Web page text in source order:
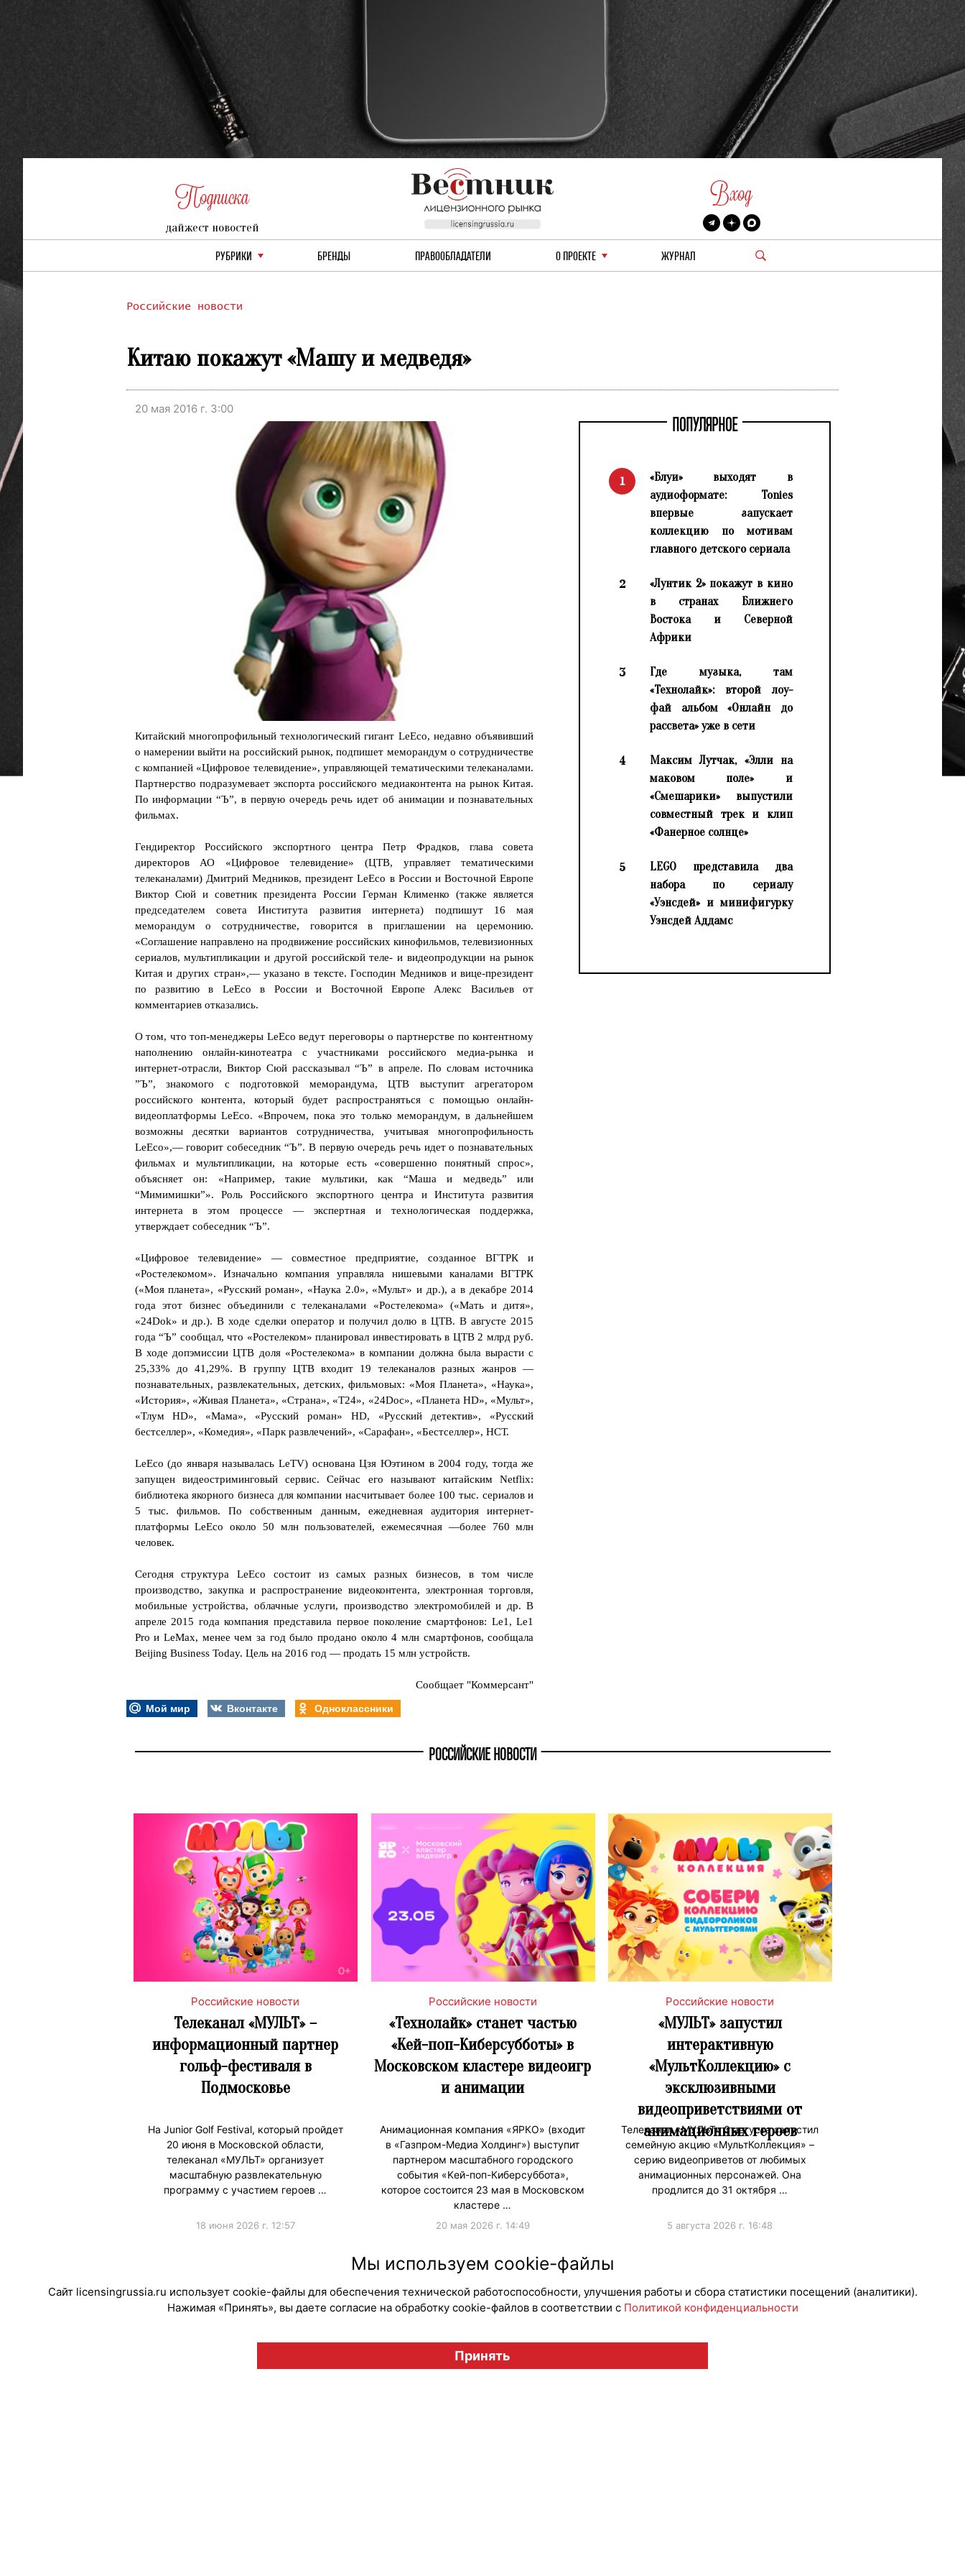
Подписка
дайжест новостей
Вход
РУБРИКИ БРЕНДЫ ПРАВООБЛАДАТЕЛИ О ПРОЕКТЕ ЖУРНАЛ
Российские новости
Китаю покажут «Машу и медведя»
20 мая 2016 г. 3:00
Китайский многопрофильный технологический гигант LeEco, недавно объявивший
о намерении выйти на российский рынок, подпишет меморандум о сотрудничестве
с компанией «Цифровое телевидение», управляющей тематическими телеканалами.
Партнерство подразумевает экспорта российского медиаконтента на рынок Китая.
По информации “Ъ”, в первую очередь речь идет об анимации и познавательных
фильмах.
Гендиректор Российского экспортного центра Петр Фрадков, глава совета
директоров АО «Цифровое телевидение» (ЦТВ, управляет тематическими
телеканалами) Дмитрий Медников, президент LeEco в России и Восточной Европе
Виктор Сюй и советник президента России Герман Клименко (также является
председателем совета Института развития интернета) подпишут 16 мая
меморандум о сотрудничестве, говорится в приглашении на церемонию.
«Соглашение направлено на продвижение российских кинофильмов, телевизионных
сериалов, мультипликации и другой российской теле- и видеопродукции на рынок
Китая и других стран»,— указано в тексте. Господин Медников и вице-президент
по развитию в LeEco в России и Восточной Европе Алекс Васильев от
комментариев отказались.
О том, что топ-менеджеры LeEco ведут переговоры о партнерстве по контентному
наполнению онлайн-кинотеатра с участниками российского медиа-рынка и
интернет-отрасли, Виктор Сюй рассказывал “Ъ” в апреле. По словам источника
”Ъ”, знакомого с подготовкой меморандума, ЦТВ выступит агрегатором
российского контента, который будет распространяться с помощью онлайн-
видеоплатформы LeEco. «Впрочем, пока это только меморандум, в дальнейшем
возможны десятки вариантов сотрудничества, учитывая многопрофильность
LeEco»,— говорит собеседник “Ъ”. В первую очередь речь идет о познавательных
фильмах и мультипликации, на которые есть «совершенно понятный спрос»,
объясняет он: «Например, такие мультики, как “Маша и медведь” или
“Мимимишки”». Роль Российского экспортного центра и Института развития
интернета в этом процессе — экспертная и технологическая поддержка,
утверждает собеседник “Ъ”.
«Цифровое телевидение» — совместное предприятие, созданное ВГТРК и
«Ростелекомом». Изначально компания управляла нишевыми каналами ВГТРК
(«Моя планета», «Русский роман», «Наука 2.0», «Мульт» и др.), а в декабре 2014
года этот бизнес объединили с телеканалами «Ростелекома» («Мать и дитя»,
«24Dok» и др.). В ходе сделки оператор и получил долю в ЦТВ. В августе 2015
года “Ъ” сообщал, что «Ростелеком» планировал инвестировать в ЦТВ 2 млрд руб.
В ходе допэмиссии ЦТВ доля «Ростелекома» в компании должна была вырасти с
25,33% до 41,29%. В группу ЦТВ входит 19 телеканалов разных жанров —
познавательных, развлекательных, детских, фильмовых: «Моя Планета», «Наука»,
«История», «Живая Планета», «Страна», «Т24», «24Doc», «Планета HD», «Мульт»,
«Тлум HD», «Мама», «Русский роман» HD, «Русский детектив», «Русский
бестселлер», «Комедия», «Парк развлечений», «Сарафан», «Бестселлер», НСТ.
LeEco (до января называлась LeTV) основана Цзя Юэтином в 2004 году, тогда же
запущен видеостриминговый сервис. Сейчас его называют китайским Netflix:
библиотека якорного бизнеса для компании насчитывает более 100 тыс. сериалов и
5 тыс. фильмов. По собственным данным, ежедневная аудитория интернет-
платформы LeEco около 50 млн пользователей, ежемесячная —более 760 млн
человек.
Сегодня структура LeEco состоит из самых разных бизнесов, в том числе
производство, закупка и распространение видеоконтента, электронная торговля,
мобильные устройства, облачные услуги, производство электромобилей и др. В
апреле 2015 года компания представила первое поколение смартфонов: Le1, Le1
Pro и LeMax, менее чем за год было продано около 4 млн смартфонов, сообщала
Beijing Business Today. Цель на 2016 год — продать 15 млн устройств.
Сообщает "Коммерсант"
ПОПУЛЯРНОЕ
1
«Блуи» выходят в
аудиоформате: Tonies
впервые запускает
коллекцию по мотивам
главного детского сериала
2
«Лунтик 2» покажут в кино
в странах Ближнего
Востока и Северной
Африки
3
Где музыка, там
«Технолайк»: второй лоу-
фай альбом «Онлайн до
рассвета» уже в сети
4
Максим Лутчак, «Элли на
маковом поле» и
«Смешарики» выпустили
совместный трек и клип
«Фанерное солнце»
5
LEGO представила два
набора по сериалу
«Уэнсдей» и минифигурку
Уэнсдей Аддамс
Мой мир Вконтакте Одноклассники
РОССИЙСКИЕ НОВОСТИ
Российские новости
Телеканал «МУЛЬТ» –
информационный партнер
гольф-фестиваля в
Подмосковье
На Junior Golf Festival, который пройдет
20 июня в Московской области,
телеканал «МУЛЬТ» организует
масштабную развлекательную
программу с участием героев …
18 июня 2026 г. 12:57
Российские новости
«Технолайк» станет частью
«Kей-поп-Киберсубботы» в
Московском кластере видеоигр
и анимации
Анимационная компания «ЯРКО» (входит
в «Газпром-Медиа Холдинг») выступит
партнером масштабного городского
события «Kей-поп-Киберсуббота»,
которое состоится 23 мая в Московском
кластере …
20 мая 2026 г. 14:49
Российские новости
«МУЛЬТ» запустил
интерактивную
«МультКоллекцию» с
эксклюзивными
видеоприветствиями от
анимационных героев
Телеканал «МУЛЬТ» 3 августа запустил
семейную акцию «МультКоллекция» –
серию видеоприветов от любимых
анимационных персонажей. Она
продлится до 31 октября …
5 августа 2026 г. 16:48
© "Вестник лицензионного рынка", licensingrussia.ru, 2009-2026 12+
Мы используем cookie-файлы
Сайт licensingrussia.ru использует cookie-файлы для обеспечения технической работоспособности, улучшения работы и сбора статистики посещений (аналитики).
Нажимая «Принять», вы даете согласие на обработку cookie-файлов в соответствии с Политикой конфиденциальности
Принять